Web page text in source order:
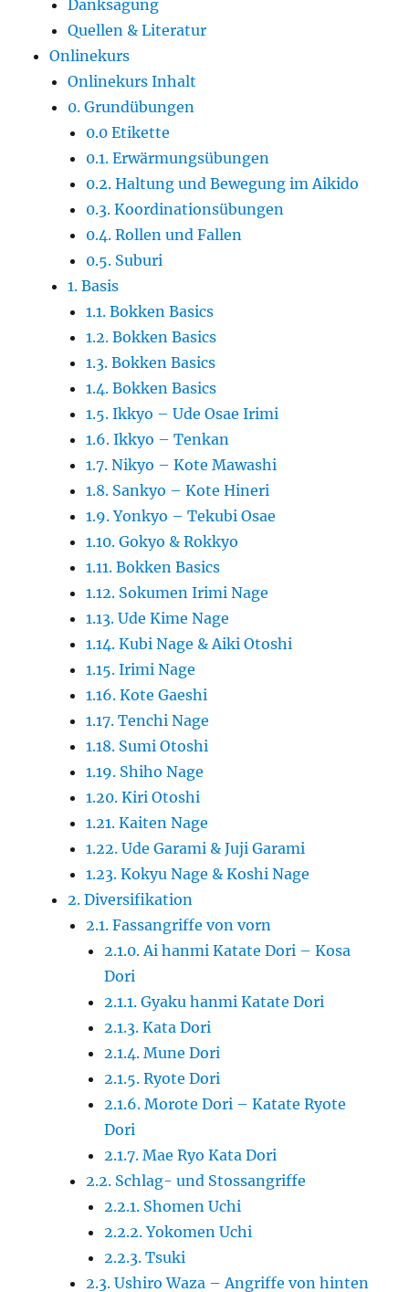
Danksagung
Quellen & Literatur
Onlinekurs
Onlinekurs Inhalt
0. Grundübungen
0.0 Etikette
0.1. Erwärmungsübungen
0.2. Haltung und Bewegung im Aikido
0.3. Koordinationsübungen
0.4. Rollen und Fallen
0.5. Suburi
1. Basis
1.1. Bokken Basics
1.2. Bokken Basics
1.3. Bokken Basics
1.4. Bokken Basics
1.5. Ikkyo – Ude Osae Irimi
1.6. Ikkyo – Tenkan
1.7. Nikyo – Kote Mawashi
1.8. Sankyo – Kote Hineri
1.9. Yonkyo – Tekubi Osae
1.10. Gokyo & Rokkyo
1.11. Bokken Basics
1.12. Sokumen Irimi Nage
1.13. Ude Kime Nage
1.14. Kubi Nage & Aiki Otoshi
1.15. Irimi Nage
1.16. Kote Gaeshi
1.17. Tenchi Nage
1.18. Sumi Otoshi
1.19. Shiho Nage
1.20. Kiri Otoshi
1.21. Kaiten Nage
1.22. Ude Garami & Juji Garami
1.23. Kokyu Nage & Koshi Nage
2. Diversifikation
2.1. Fassangriffe von vorn
2.1.0. Ai hanmi Katate Dori – Kosa
Dori
2.1.1. Gyaku hanmi Katate Dori
2.1.3. Kata Dori
2.1.4. Mune Dori
2.1.5. Ryote Dori
2.1.6. Morote Dori – Katate Ryote
Dori
2.1.7. Mae Ryo Kata Dori
2.2. Schlag- und Stossangriffe
2.2.1. Shomen Uchi
2.2.2. Yokomen Uchi
2.2.3. Tsuki
2.3. Ushiro Waza – Angriffe von hinten